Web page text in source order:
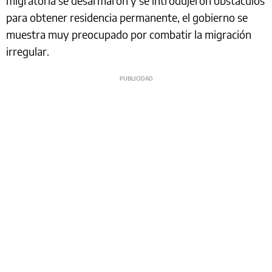
para obtener residencia permanente, el gobierno se
muestra muy preocupado por combatir la migración
irregular.